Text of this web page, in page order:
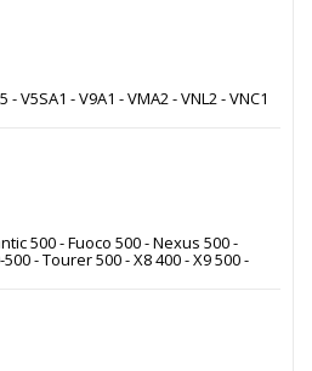
V5SA1 - V9A1 - VMA2 - VNL2 - VNC1
500 - Fuoco 500 - Nexus 500 -
- Tourer 500 - X8 400 - X9 500 -